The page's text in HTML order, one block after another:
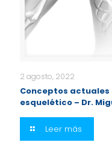
2 agosto, 2022
Conceptos actuales
esquelético – Dr.
Leer más